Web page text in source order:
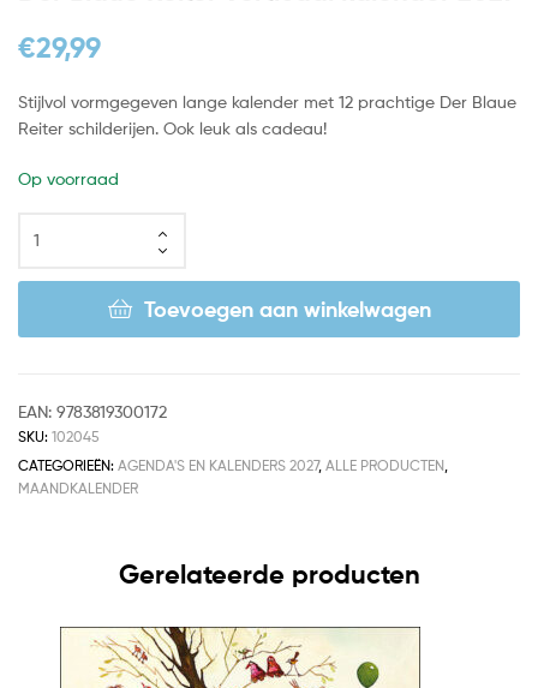
€29,99
Stijlvol vormgegeven lange kalender met 12 prachtige Der Blaue
Reiter schilderijen. Ook leuk als cadeau!
Op voorraad
Toevoegen aan winkelwagen
EAN: 9783819300172
SKU: 102045
CATEGORIEËN: AGENDA'S EN KALENDERS 2027, ALLE PRODUCTEN
MAANDKALENDER
Gerelateerde producten